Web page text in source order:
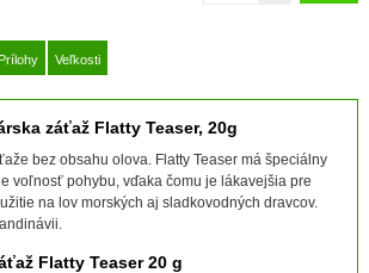
Veľkosti
záťaž Flatty Teaser, 20g
bez obsahu olova. Flatty Teaser má špeciálny
voľnosť pohybu, vďaka čomu je lákavejšia pre
na lov morských aj sladkovodných dravcov.
Flatty Teaser 20 g